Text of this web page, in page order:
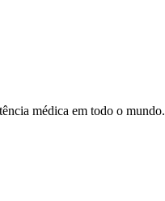
médica em todo o mundo.